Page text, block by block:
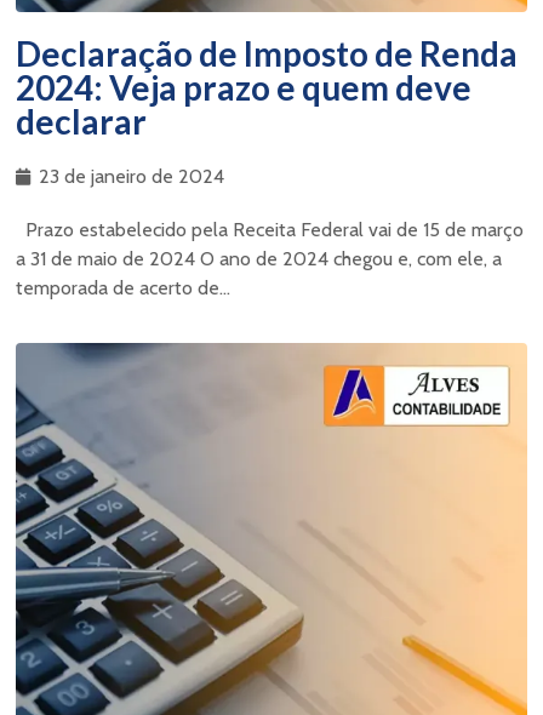
Declaração de Imposto de Renda
2024: Veja prazo e quem deve
declarar
23 de janeiro de 2024
Prazo estabelecido pela Receita Federal vai de 15 de março
a 31 de maio de 2024 O ano de 2024 chegou e, com ele, a
temporada de acerto de...